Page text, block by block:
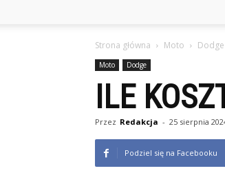
Strona główna Moto Dodge
Moto Dodge
ILE
Przez Redakcja - 25 sierpnia
Podziel się na Facebooku